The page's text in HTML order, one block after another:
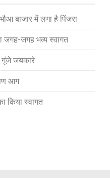
बाजार में लगा है पिंजरा
जगह-जगह भव्य स्वागत
गूंजे जयकारे
आग
किया स्वागत